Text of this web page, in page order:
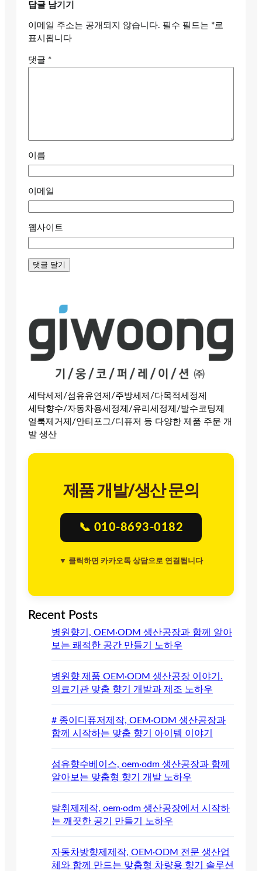
답글 남기기
이메일 주소는 공개되지 않습니다. 필수 필드는 *로
표시됩니다
댓글 *
이름
이메일
웹사이트
세탁세제/섬유유연제/주방세제/다목적세정제
세탁향수/자동차용세정제/유리세정제/발수코팅제
얼룩제거제/안티포그/디퓨저 등 다양한 제품 주문 개
발 생산
제품 개발/생산 문의
📞 010-8693-0182
▼ 클릭하면 카카오톡 상담으로 연결됩니다
Recent Posts
병원향기, OEM·ODM 생산공장과 함께 알아
보는 쾌적한 공간 만들기 노하우
병원향 제품 OEM·ODM 생산공장 이야기.
의료기관 맞춤 향기 개발과 제조 노하우
# 종이디퓨저제작, OEM·ODM 생산공장과
함께 시작하는 맞춤 향기 아이템 이야기
섬유향수베이스, oem·odm 생산공장과 함께
알아보는 맞춤형 향기 개발 노하우
탈취제제작, oem·odm 생산공장에서 시작하
는 깨끗한 공기 만들기 노하우
자동차방향제제작, OEM·ODM 전문 생산업
체와 함께 만드는 맞춤형 차량용 향기 솔루션